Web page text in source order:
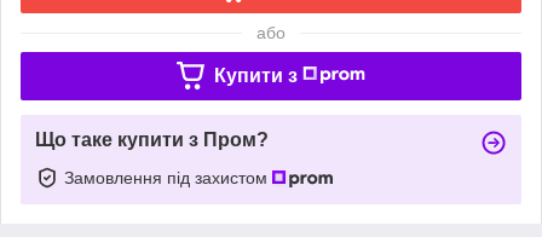
або
Купити з
Що таке купити з Пром?
Замовлення під захистом